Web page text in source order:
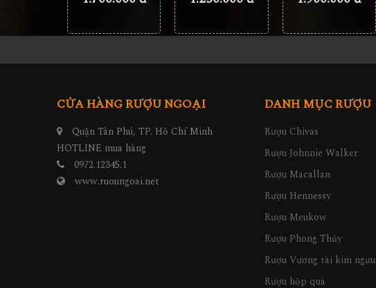
CỬA HÀNG RƯỢU NGOẠI
Quận Tân Phú, TP. Hồ Chí Minh
HOTLINE mua hàng
0972.12345.1
www.ruoungoai.net
DANH MỤC RƯỢU
Rượu Chivas
Rượu Johnnie Walker
Rượu Macallan
Rượu Hennessy
Rượu Meukow
Rượu Phong Thủy
Rượu Vương tài kim ngưu
Rượu hộp quà